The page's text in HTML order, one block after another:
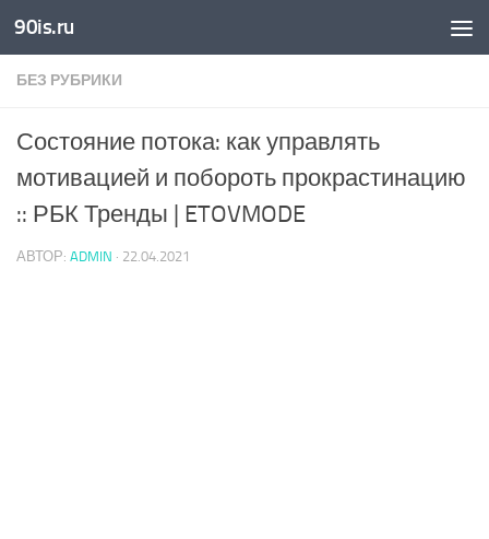
Skip to content
90is.ru
БЕЗ РУБРИКИ
Состояние потока: как управлять
мотивацией и побороть прокрастинацию
:: РБК Тренды | ETOVMODE
АВТОР: ADMIN · 22.04.2021